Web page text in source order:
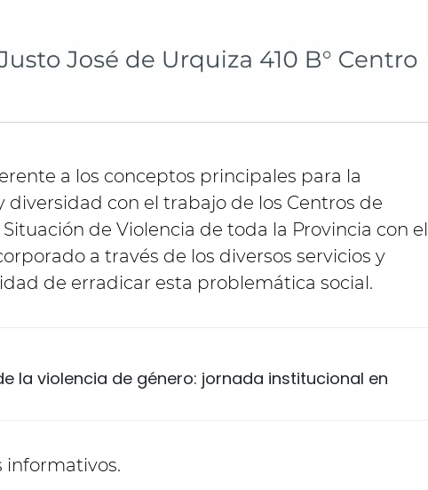
a los conceptos principales para la
diversidad con el trabajo de los Centros de
de Violencia de toda la Provincia con el
a través de los diversos servicios y
de erradicar esta problemática social.
la violencia de género: jornada institucional en
informativos.